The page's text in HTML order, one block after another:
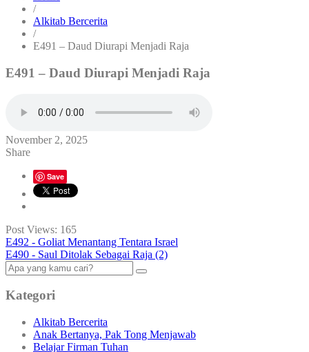
/
Alkitab Bercerita
/
E491 – Daud Diurapi Menjadi Raja
E491 – Daud Diurapi Menjadi Raja
November 2, 2025
Share
Save
Post Views: 165
E492 - Goliat Menantang Tentara Israel
E490 - Saul Ditolak Sebagai Raja (2)
Kategori
Alkitab Bercerita
Anak Bertanya, Pak Tong Menjawab
Belajar Firman Tuhan